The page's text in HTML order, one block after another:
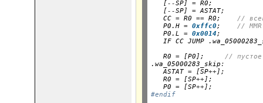
   [
--SP] = R0;
   [
--SP] = ASTAT;
   CC
= R0 == R0; //
   P0.H
= 0xffc0; //
   P0.L
= 0x0014;
IF CC JUMP
   R0
= [P0]; // пустое
.wa_05000283_skip :
   ASTAT
= [SP++];
   R0
= [SP++];
   P0
= [SP++];
#endif